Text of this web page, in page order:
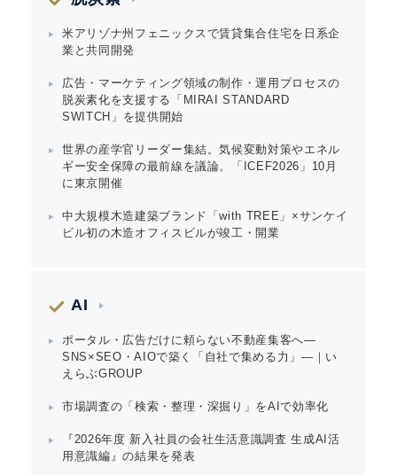
米アリゾナ州フェニックスで賃貸集合住宅を日系企
業と共同開発
広告・マーケティング領域の制作・運用プロセスの
脱炭素化を支援する「MIRAI STANDARD
SWITCH」を提供開始
世界の産学官リーダー集結。気候変動対策やエネル
ギー安全保障の最前線を議論。「ICEF2026」10月
に東京開催
中大規模木造建築ブランド「with TREE」×サンケイ
ビル初の木造オフィスビルが竣工・開業
AI
ポータル・広告だけに頼らない不動産集客へ―
SNS×SEO・AIOで築く「自社で集める力」―｜い
えらぶGROUP
市場調査の「検索・整理・深掘り」をAIで効率化
『2026年度 新入社員の会社生活意識調査 生成AI活
用意識編』の結果を発表